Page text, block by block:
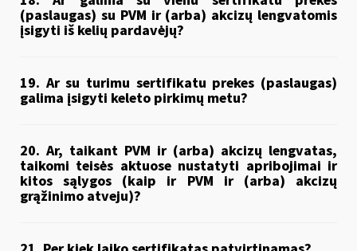
(paslaugas) su PVM ir (arba) akcizų lengvatomis
įsigyti iš kelių pardavėjų?
19. Ar su turimu sertifikatu prekes (paslaugas)
galima įsigyti keleto pirkimų metu?
20. Ar, taikant PVM ir (arba) akcizų lengvatas,
taikomi teisės aktuose nustatyti apribojimai ir
kitos sąlygos (kaip ir PVM ir (arba) akcizų
grąžinimo atveju)?